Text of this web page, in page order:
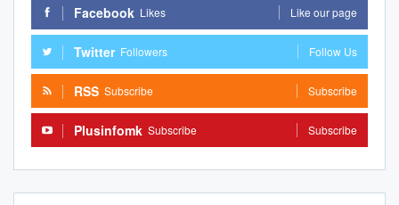
Facebook Likes Like our page
Twitter Followers Follow Us
RSS Subscribe Subscribe
Plusinfomk Subscribe Subscribe